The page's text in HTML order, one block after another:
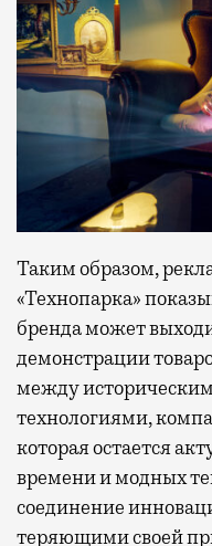
Таким образом,
«Технопарка»
бренда может
демонстрации
между
технологиями,
которая остается
времени и модных
соединение
теряющими своей